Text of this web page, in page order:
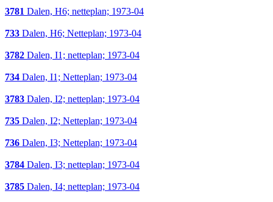
3781 Dalen, H6; netteplan; 1973-04
733 Dalen, H6; Netteplan; 1973-04
3782 Dalen, I1; netteplan; 1973-04
734 Dalen, I1; Netteplan; 1973-04
3783 Dalen, I2; netteplan; 1973-04
735 Dalen, I2; Netteplan; 1973-04
736 Dalen, I3; Netteplan; 1973-04
3784 Dalen, I3; netteplan; 1973-04
3785 Dalen, I4; netteplan; 1973-04